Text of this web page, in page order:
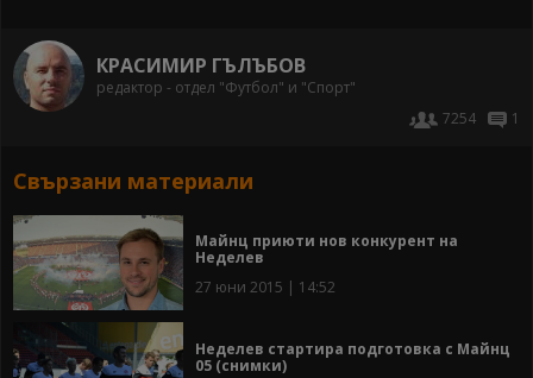
КРАСИМИР ГЪЛЪБОВ
редактор - отдел "Футбол" и "Спорт"
7254
1
Свързани материали
Майнц приюти нов конкурент на
Неделев
27 юни 2015 | 14:52
Неделев стартира подготовка с Майнц
05 (снимки)